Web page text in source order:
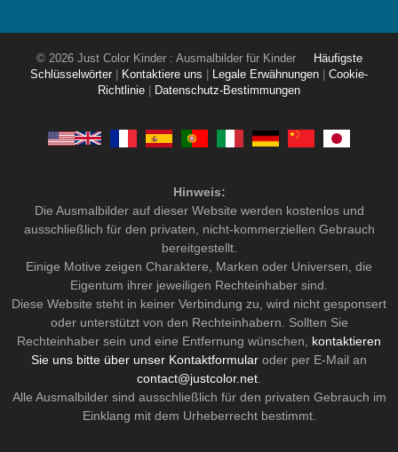
© 2026 Just Color Kinder : Ausmalbilder für Kinder
Häufigste
Schlüsselwörter
Kontaktiere uns Legale Erwähnungen
Cookie-
Richtlinie
Datenschutz-Bestimmungen
Hinweis:
Die Ausmalbilder auf dieser Website werden kostenlos und
ausschließlich für den privaten, nicht-kommerziellen Gebrauch
bereitgestellt.
Einige Motive zeigen Charaktere, Marken oder Universen, die
Eigentum ihrer jeweiligen Rechteinhaber sind.
Diese Website steht in keiner Verbindung zu, wird nicht gesponsert
oder unterstützt von den Rechteinhabern. Sollten Sie
Rechteinhaber sein und eine Entfernung wünschen, kontaktieren
Sie uns bitte über unser Kontaktformular oder per E-Mail an
contact@justcolor.net
Alle Ausmalbilder sind ausschließlich für den privaten Gebrauch im
Einklang mit dem Urheberrecht bestimmt.